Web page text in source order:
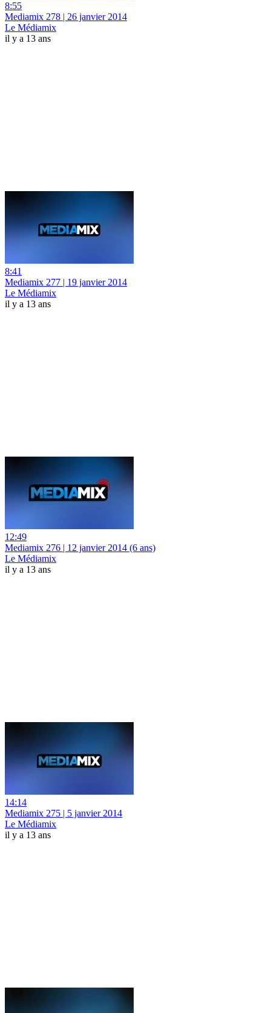
8:55
Mediamix 278 | 26 janvier 2014
Le Médiamix
il y a 13 ans
8:41
Mediamix 277 | 19 janvier 2014
Le Médiamix
il y a 13 ans
12:49
Mediamix 276 | 12 janvier 2014 (6 ans)
Le Médiamix
il y a 13 ans
14:14
Mediamix 275 | 5 janvier 2014
Le Médiamix
il y a 13 ans